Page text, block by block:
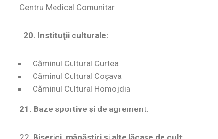
Centru Medical Comunitar
20. Instituţii culturale:
Căminul Cultural Curtea
Căminul Cultural Coșava
Căminul Cultural Homojdia
21. Baze sportive şi de agrement:
22. Biserici, mănăstiri şi alte lăcaşe de cult: